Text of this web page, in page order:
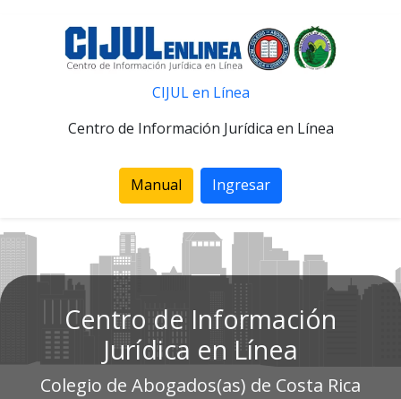
CIJUL en Línea
Centro de Información Jurídica en Línea
Manual Ingresar
Centro de Información
Jurídica en Línea
Colegio de Abogados(as) de Costa Rica